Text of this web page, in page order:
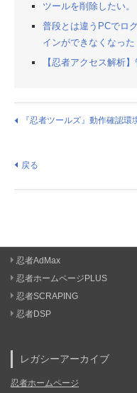
ツールを削除したい。
普段とは違うPCでロ
インができなくなった
【忍者アクセス解析
『忍者ツールズ』動作確認環
戻る
忍者AdMax
忍者ホームページPLUS
忍者SCRAPING
忍者DSP
レガシーアーカイブ
忍者ホームページ